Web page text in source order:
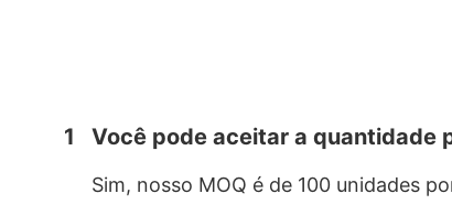
1 Você pode aceitar a quantidade
Sim, nosso MOQ é de 100 unidades